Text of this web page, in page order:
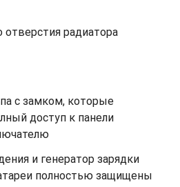
радиатора
с замком, которые
доступ к панели
и генератор зарядки
полностью защищены